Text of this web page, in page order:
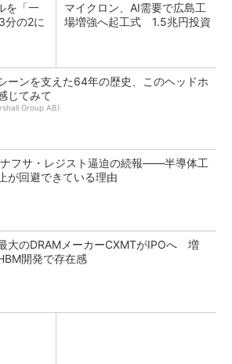
を「一
分の2に
マイクロン、AI需要で広島工
場増強へ起工式 1.5兆円投資
ーンを支えた64年の歴史、このヘッドホ
じてみて
Group AB)
フサ・レジスト逼迫の続報――半導体工
が回避できている理由
大のDRAMメーカーCXMTがIPOへ 増
開発で存在感